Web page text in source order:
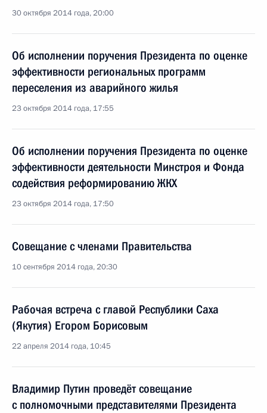
30 октября 2014 года, 20:00
Об исполнении поручения Президента по оценке
эффективности региональных программ
переселения из аварийного жилья
23 октября 2014 года, 17:55
Об исполнении поручения Президента по оценке
эффективности деятельности Минстроя и Фонда
содействия реформированию ЖКХ
23 октября 2014 года, 17:50
Совещание с членами Правительства
10 сентября 2014 года, 20:30
Рабочая встреча с главой Республики Саха
(Якутия) Егором Борисовым
22 апреля 2014 года, 10:45
Владимир Путин проведёт совещание
с полномочными представителями Президента